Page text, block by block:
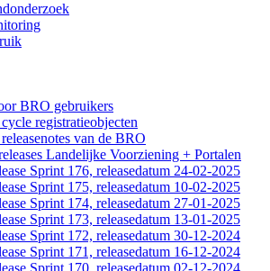
BRO gebruikers
registratieobjecten
van de BRO
Landelijke Voorziening + Portalen
Sprint 176, releasedatum 24-02-2025
Sprint 175, releasedatum 10-02-2025
Sprint 174, releasedatum 27-01-2025
Sprint 173, releasedatum 13-01-2025
Sprint 172, releasedatum 30-12-2024
Sprint 171, releasedatum 16-12-2024
Sprint 170, releasedatum 02-12-2024